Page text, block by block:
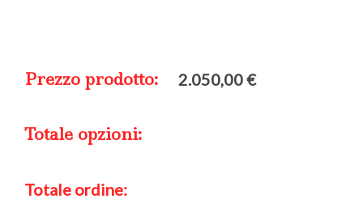
Prezzo prodotto: 2.050,00€
Totale opzioni:
Totale ordine: